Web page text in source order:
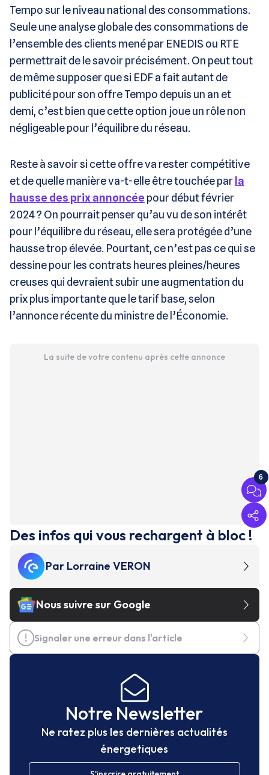
Tempo sur le niveau national des consommations.
Seule une analyse globale des consommations de
l’ensemble des clients mené par ENEDIS ou RTE
permettrait de le savoir précisément. On peut tout
de même supposer que si EDF a fait autant de
publicité pour son offre Tempo depuis un an et
demi, c’est bien que cette option joue un rôle non
négligeable pour l’équilibre du réseau.
Reste à savoir si cette offre va rester compétitive
et de quelle manière va-t-elle être touchée parla
hausse des prix annoncée pour début février
2024 ? On pourrait penser qu’au vu de son intérêt
pour l’équilibre du réseau, elle sera protégée d’une
hausse trop élevée. Pourtant, ce n’est pas ce qui se
dessine pour les contrats heures pleines/heures
creuses qui devraient subir une augmentation du
prix plus importante que le tarif base, selon
l’annonce récente du ministre de l’Économie.
La suite de votre contenu après cette annonce
6
Des infos qui vous rechargent à bloc !
Par Lorraine VERON
Nous suivre sur Google
Signaler une erreur dans l'article
Notre Newsletter
Ne ratez plus les dernières actualités
énergetiques